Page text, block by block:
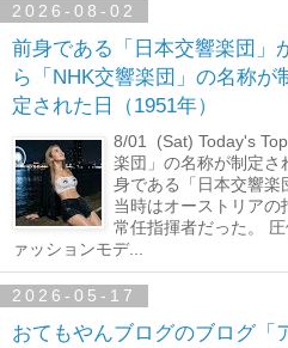
2026-08-02
前身である「日本交響楽団」
ら「NHK交響楽団」の名称が
定された日（1951年）
8/01 (Sat) Today's
楽団」の名称が制定
身である「日本交響楽
当時はオーストリア
常任指揮者だった。
ァッションモデ...
2026-05-17
おてもやんブログのブログ「